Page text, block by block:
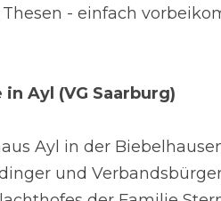
- einfach
Ayl (VG Saarburg)
Ayl in der
und